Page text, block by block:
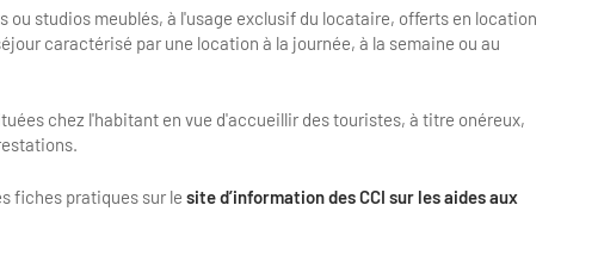
ou studios meublés, à l'usage exclusif du locataire, offerts en location
caractérisé par une location à la journée, à la semaine ou au
chez l'habitant en vue d'accueillir des touristes, à titre onéreux,
fiches pratiques sur lesite d’information des CCI sur les aides aux